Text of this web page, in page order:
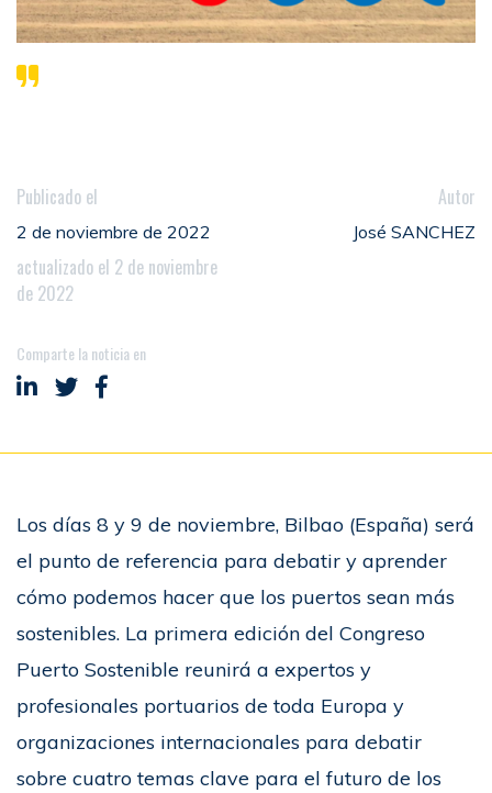
Publicado el
2 de noviembre de 2022
actualizado el 2 de noviembre
de 2022
Autor
José SANCHEZ
Comparte la noticia en
Compartir en LinkedIn
Compartir en Twitter
Compartir en Facebook
Los días 8 y 9 de noviembre, Bilbao (España) será
el punto de referencia para debatir y aprender
cómo podemos hacer que los puertos sean más
sostenibles. La primera edición del Congreso
Puerto Sostenible reunirá a expertos y
profesionales portuarios de toda Europa y
organizaciones internacionales para debatir
sobre cuatro temas clave para el futuro de los